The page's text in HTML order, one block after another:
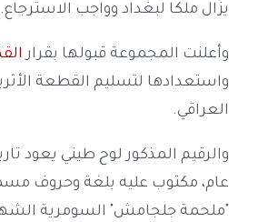
يزال ملكا لبغداد وواجب الاسترجاع.
وأعلنت المجموعة قبولها بقرار
واستعدادها لتسليم القطعة
العراقي.
عام، مكتوب عليه بلغة وحروف
"ملحمة جلجامش" السومرية